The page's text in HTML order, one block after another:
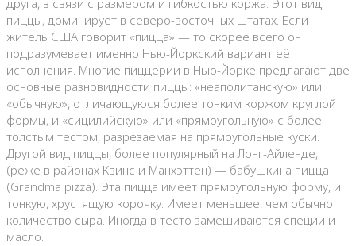
друга, в связи с размером и гибкостью коржа. Этот вид
пиццы, доминирует в северо-восточных штатах. Если
житель США говорит «пицца» — то скорее всего он
подразумевает именно Нью-Йоркский вариант её
исполнения. Многие пиццерии в Нью-Йорке предлагают две
основные разновидности пиццы: «неаполитанскую» или
«обычную», отличающуюся более тонким коржом круглой
формы, и «сицилийскую» или «прямоугольную» с более
толстым тестом, разрезаемая на прямоугольные куски.
Другой вид пиццы, более популярный на Лонг-Айленде,
(реже в районах Квинс и Манхэттен) — бабушкина пицца
(Grandma pizza). Эта пицца имеет прямоугольную форму, и
тонкую, хрустящую корочку. Имеет меньшее, чем обычно
количество сыра. Иногда в тесто замешиваются специи и
масло.